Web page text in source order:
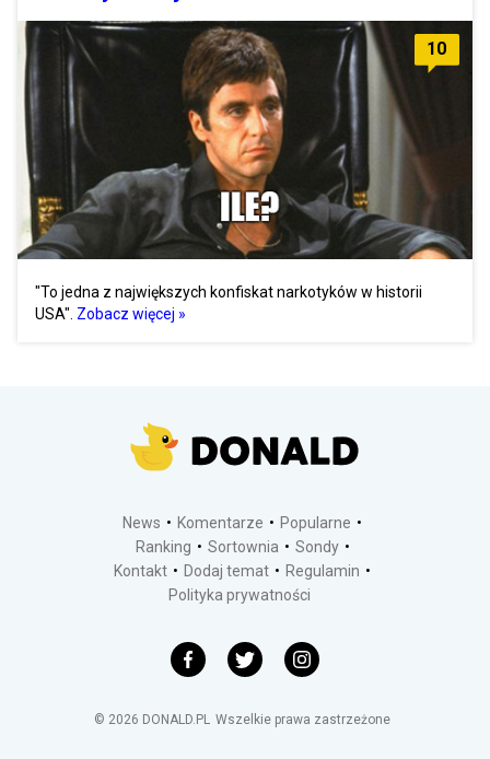
10
"To jedna z największych konfiskat narkotyków w historii
USA". Zobacz więcej »
News Komentarze
Popularne
Ranking
Sortownia
Sondy
Kontakt
Dodaj temat
Regulamin
Polityka prywatności
© 2026 DONALD.PL Wszelkie prawa zastrzeżone